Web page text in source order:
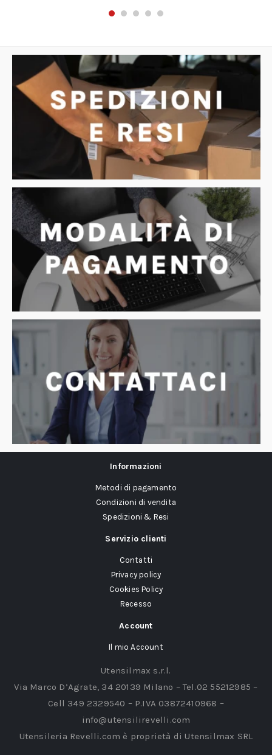
Informazioni
Metodi di pagamento
Condizioni di vendita
Spedizioni & Resi
Servizio clienti
Contatti
Privacy policy
Cookies Policy
Recesso
Account
Il mio Account
Utensilmax s.r.l.
Via Marco D’Agrate, 34 20139 Milano – Tel.02 55212985 –
Cell 349 2329540 – P.IVA 03872410968 –
info@utensilirevelli.com
Utensileria Revelli.com è proprietà di Utensilmax SRL